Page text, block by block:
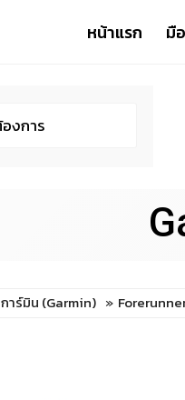
หน้าแรก มื
การ์มิน (Garmin)